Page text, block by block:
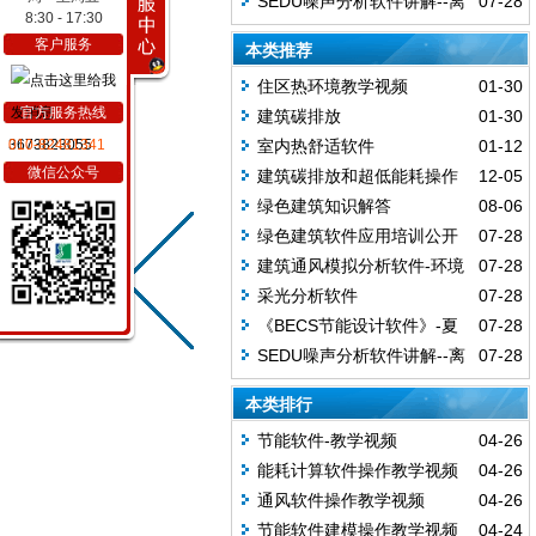
做法。
散点的设置技巧
本类推荐
01-30
住区热环境教学视频
01-30
建筑碳排放
01-12
室内热舒适软件
12-05
建筑碳排放和超低能耗操作
演示
08-06
绿色建筑知识解答
07-28
绿色建筑软件应用培训公开
课
07-28
建筑通风模拟分析软件-环境
参数设置及分析技巧
07-28
采光分析软件
07-28
《BECS节能设计软件》-夏
热冬暖地区外遮阳及保温隔热常用
做法。
07-28
SEDU噪声分析软件讲解--离
散点的设置技巧
本类排行
04-26
节能软件-教学视频
04-26
能耗计算软件操作教学视频
04-26
通风软件操作教学视频
04-24
节能软件建模操作教学视频
8:30 - 17:30
客户服务
3673823055
官方服务热线
010-82481341
微信公众号